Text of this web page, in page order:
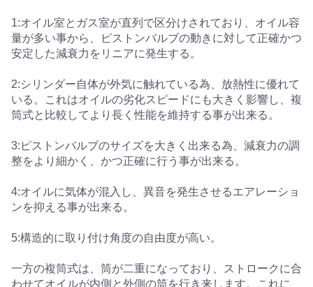
1:オイル室とガス室が直列で区分けされており、オイル容
量が多い事から、ピストンバルブの動きに対して正確かつ
安定した減衰力をリニアに発生する。
2:シリンダー自体が外気に触れている為、放熱性に優れて
いる。これはオイルの劣化スピードにも大きく影響し、複
筒式と比較してより長く性能を維持する事が出来る。
3:ピストンバルブのサイズを大きく出来る為、減衰力の調
整をより細かく、かつ正確に行う事が出来る。
4:オイルに気体が混入し、異音を発生させるエアレーショ
ンを抑える事が出来る。
5:構造的に取り付け角度の自由度が高い。
一方の複筒式は、筒が二重になっており、ストロークに合
わせてオイルが内側と外側の筒を行き来します。これに